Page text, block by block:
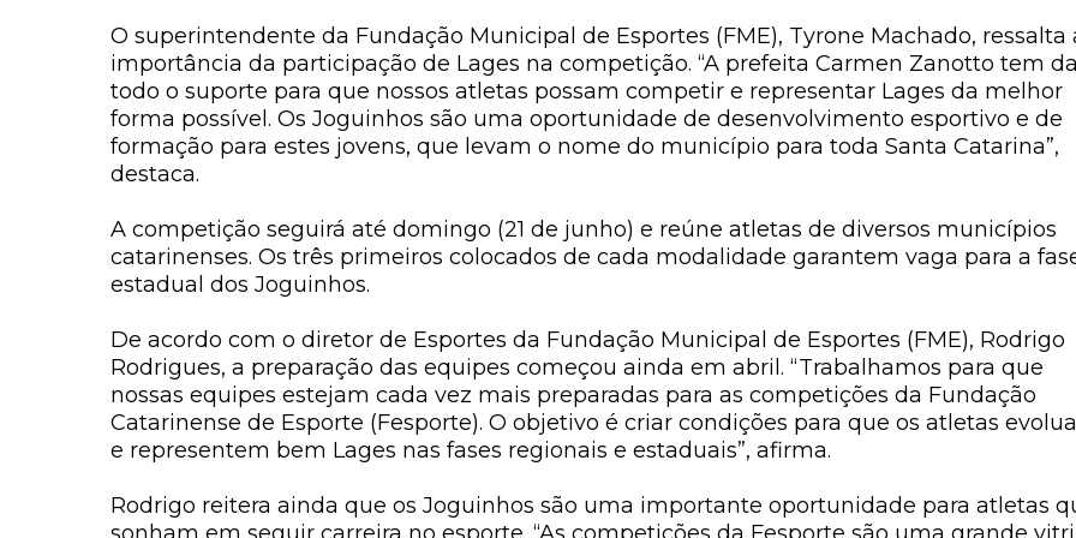
O superintendente da Fundação Municipal de Esportes (FME), Tyrone Machado, ressalta
importância da participação de Lages na competição. “A prefeita Carmen Zanotto tem
todo o suporte para que nossos atletas possam competir e representar Lages da melhor
forma possível. Os Joguinhos são uma oportunidade de desenvolvimento esportivo e de
formação para estes jovens, que levam o nome do município para toda Santa Catarina”,
destaca.
A competição seguirá até domingo (21 de junho) e reúne atletas de diversos municípios
catarinenses. Os três primeiros colocados de cada modalidade garantem vaga para a
estadual dos Joguinhos.
De acordo com o diretor de Esportes da Fundação Municipal de Esportes (FME), Rodrigo
Rodrigues, a preparação das equipes começou ainda em abril. “Trabalhamos para que
nossas equipes estejam cada vez mais preparadas para as competições da Fundação
Catarinense de Esporte (Fesporte). O objetivo é criar condições para que os atletas
e representem bem Lages nas fases regionais e estaduais”, afirma.
Rodrigo reitera ainda que os Joguinhos são uma importante oportunidade para atletas